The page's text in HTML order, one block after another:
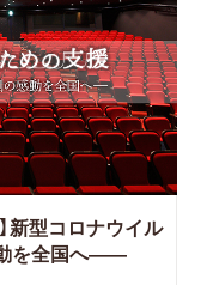
新型コロナウイル
を全国へ――